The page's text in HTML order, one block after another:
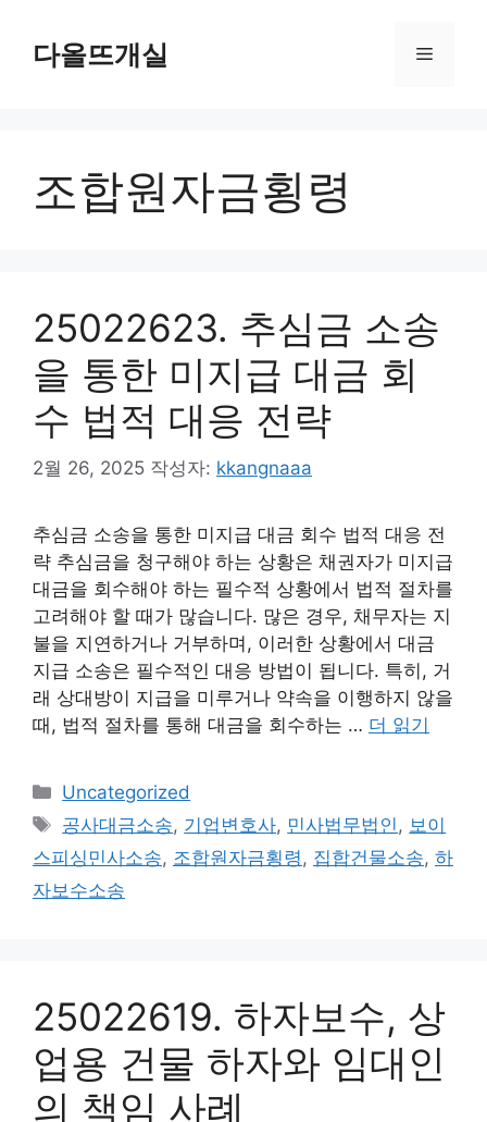
다올뜨개실 메
조합원자금횡령
25022623. 추심금 소송
을 통한 미지급 대금 회
수 법적 대응 전략
2월 26, 2025 작성자: kkangnaaa
추심금 소송을 통한 미지급 대금 회수 법적 대응 전
략 추심금을 청구해야 하는 상황은 채권자가 미지급
대금을 회수해야 하는 필수적 상황에서 법적 절차를
고려해야 할 때가 많습니다. 많은 경우, 채무자는 지
불을 지연하거나 거부하며, 이러한 상황에서 대금
지급 소송은 필수적인 대응 방법이 됩니다. 특히, 거
래 상대방이 지급을 미루거나 약속을 이행하지 않을
때, 법적 절차를 통해 대금을 회수하는 … 더 읽기
카
테
고
리
Uncategorized
태
그
공사대금소송, 기업변호사, 민사법무법인 , 보이
스피싱민사소송, 조합원자금횡령 , 집합건물소송, 하
자보수소송
25022619. 하자보수, 상
업용 건물 하자와 임대인
의 책임 사례